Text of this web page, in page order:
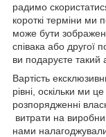
радимо
короткі терміни ми
може бути
співака або другої
ви подаруєте такий
Вартість
рівні, оскільки ми
розпорядженні
витрати на
нами